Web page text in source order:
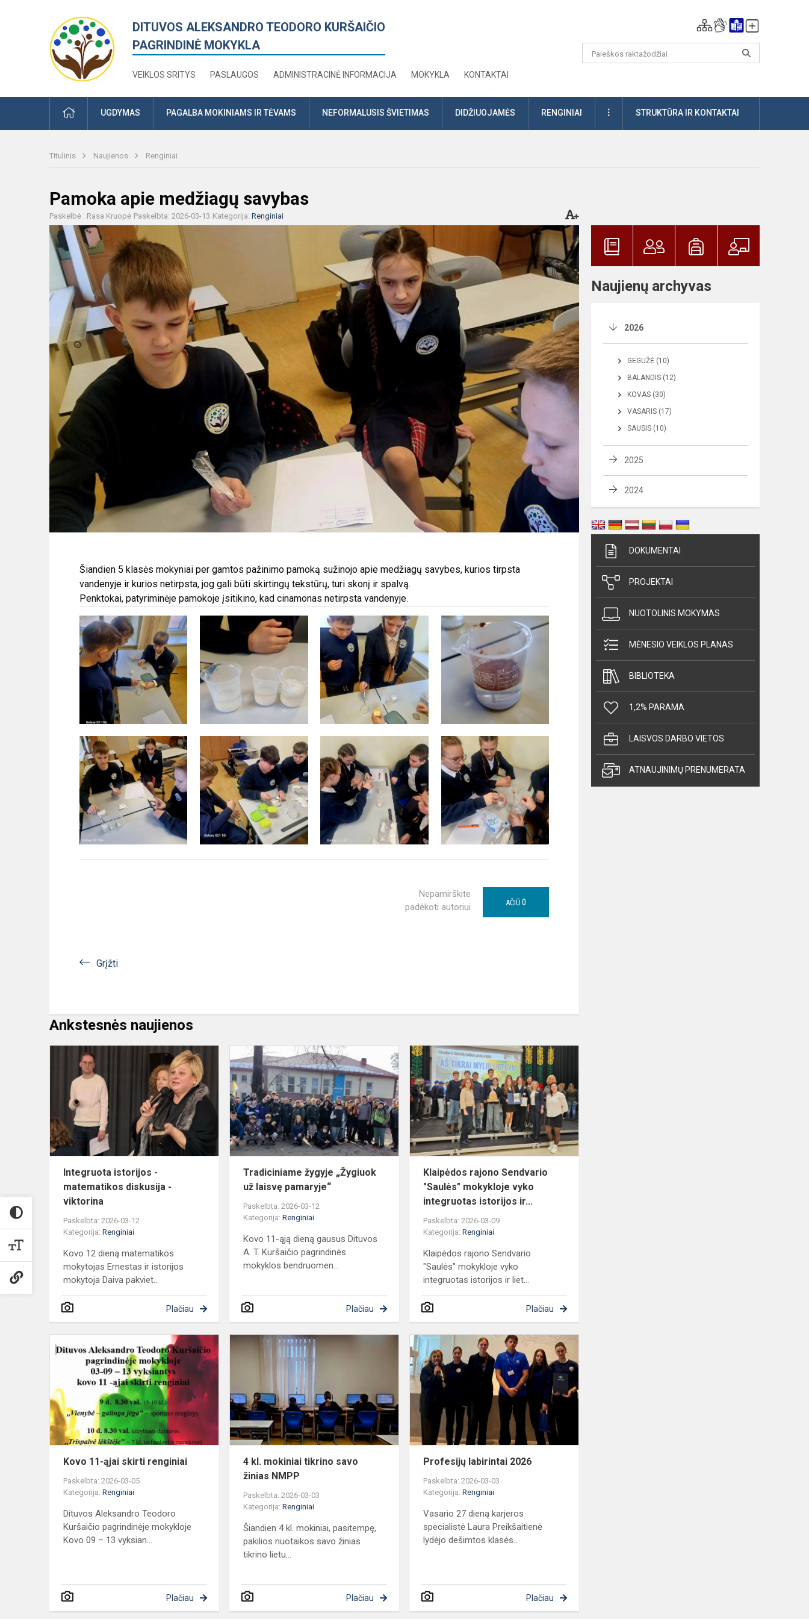
DITUVOS ALEKSANDRO TEODORO KURŠAIČIO
PAGRINDINĖ MOKYKLA
VEIKLOS SRITYS PASLAUGOS ADMINISTRACINĖ INFORMACIJA MOKYKLA KONTAKTAI
PRADŽIAUGDYMAS PAGALBA MOKINIAMS IR TĖVAMS NEFORMALUSIS ŠVIETIMAS DIDŽIUOJAMĖS RENGINIAI DAUGIAUSTRUKTŪRA IR KONTAKTAI
Titulinis Naujienos Renginiai
Pamoka apie medžiagų savybas
Paskelbė : Rasa Kruopė Paskelbta: 2026-03-13 Kategorija: Renginiai
Šiandien 5 klasės mokyniai per gamtos pažinimo pamoką sužinojo apie medžiagų savybes, kurios tirpsta
vandenyje ir kurios netirpsta, jog gali būti skirtingų tekstūrų, turi skonį ir spalvą.
Penktokai, patyriminėje pamokoje įsitikino, kad cinamonas netirpsta vandenyje.
Nepamirškite
padėkoti autoriui
AČIŪ 0
Grįžti
Ankstesnės naujienos
Integruota
istorijos
matematikos
diskusija
viktorina
Integruota istorijos -
matematikos diskusija -
viktorina
Paskelbta: 2026-03-12
Kategorija: Renginiai
Kovo 12 dieną matematikos
mokytojas Ernestas ir istorijos
mokytoja Daiva pakviet...
Plačiau
Tradiciniame
žygyje
„Žygiuok
už
laisvę
pamaryje“
Tradiciniame žygyje „Žygiuok
už laisvę pamaryje“
Paskelbta: 2026-03-12
Kategorija:Renginiai
Kovo 11-ąją dieną gausus Dituvos
A. T. Kuršaičio pagrindinės
mokyklos bendruomen...
Plačiau
mokykloje
vyko
integruo...
Klaipėdos rajono Sendvario
"Saulės" mokykloje vyko
integruotas istorijos ir...
Paskelbta: 2026-03-09
Kategorija:Renginiai
Klaipėdos rajono Sendvario
"Saulės" mokykloje vyko
integruotas istorijos ir liet...
Plačiau
Kovo
11-
renginiai
Kovo 11-ąjai skirti renginiai
Paskelbta: 2026-03-05
Kategorija: Renginiai
Dituvos Aleksandro Teodoro
Kuršaičio pagrindinėje mokykloje
Kovo 09 – 13 vyksian...
Plačiau
mokiniai
tikrino
žinias
NMPP
4 kl. mokiniai tikrino savo
žinias NMPP
Paskelbta: 2026-03-03
Kategorija:Renginiai
Šiandien 4 kl. mokiniai, pasitempę,
pakilios nuotaikos savo žinias
tikrino lietu...
Plačiau
2026
Profesijų labirintai 2026
Paskelbta: 2026-03-03
Kategorija:Renginiai
Vasario 27 dieną karjeros
specialistė Laura Preikšaitienė
lydėjo dešimtos klasės...
Plačiau
Naujienų archyvas
2026
GEGUŽĖ (10)
BALANDIS (12)
KOVAS (30)
VASARIS (17)
SAUSIS (10)
2025
2024
DOKUMENTAI
PROJEKTAI
NUOTOLINIS MOKYMAS
MĖNESIO VEIKLOS PLANAS
BIBLIOTEKA
1,2% PARAMA
LAISVOS DARBO VIETOS
ATNAUJINIMŲ PRENUMERATA